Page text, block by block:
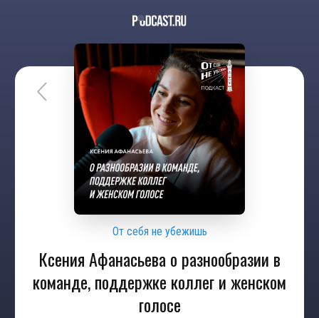
От себя не убежишь
Ксения Афанасьева о разнообразии в
команде, поддержке коллег и женском
голосе